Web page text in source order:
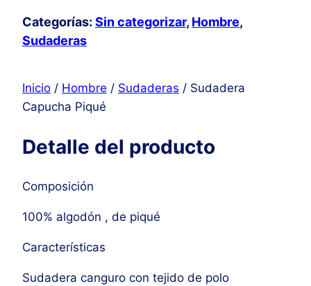
Categorías: Sin categorizar, Hombre,
Sudaderas
Inicio / Hombre / Sudaderas / Sudadera
Capucha Piqué
Detalle del producto
Composición
100% algodón , de piqué
Características
Sudadera canguro con tejido de polo